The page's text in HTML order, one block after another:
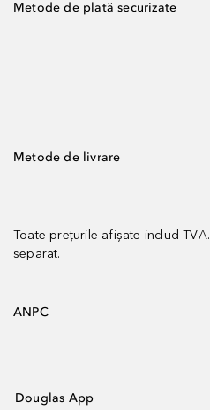
Metode de plată securizate
Metode de livrare
Toate prețurile afișate includ TVA.
separat.
ANPC
Douglas App